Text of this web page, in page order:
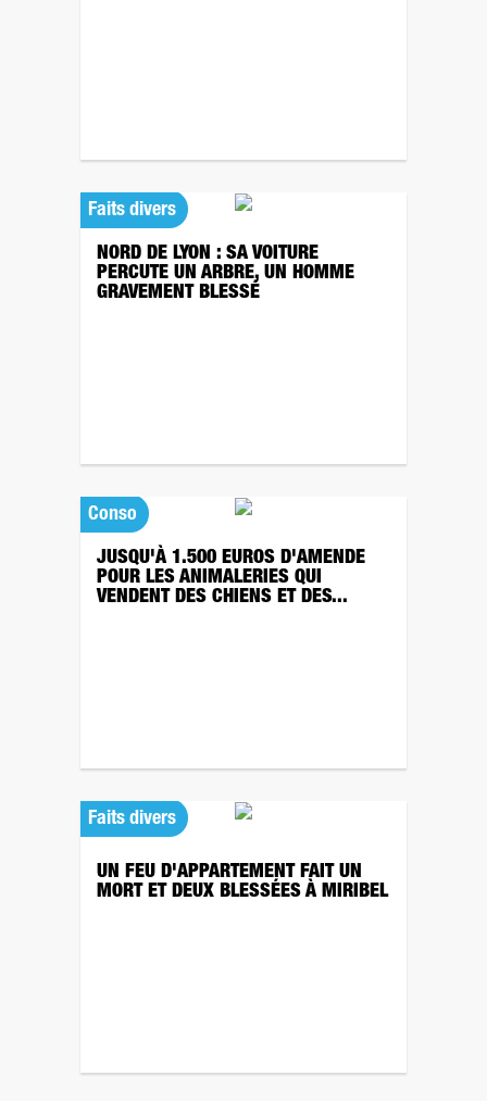
Faits divers
NORD DE LYON : SA VOITURE
PERCUTE UN ARBRE, UN HOMME
GRAVEMENT BLESSÉ
Conso
JUSQU'À 1.500 EUROS D'AMENDE
POUR LES ANIMALERIES QUI
VENDENT DES CHIENS ET DES...
Faits divers
UN FEU D'APPARTEMENT FAIT UN
MORT ET DEUX BLESSÉES À MIRIBEL